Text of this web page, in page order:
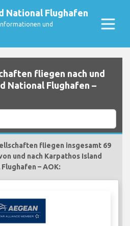
National Flughafen
und
fliegen nach und
National Flughafen –
fliegen insgesamt 69
und nach Karpathos Island
– AOK: